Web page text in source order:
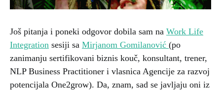
Još pitanja i poneki odgovor dobila sam na Work Life
Integration sesiji sa Mirjanom Gomilanović (po
zanimanju sertifikovani biznis kouč, konsultant, trener,
NLP Business Practitioner i vlasnica Agencije za razvoj
potencijala One2grow). Da, znam, sad se javljaju oni iz